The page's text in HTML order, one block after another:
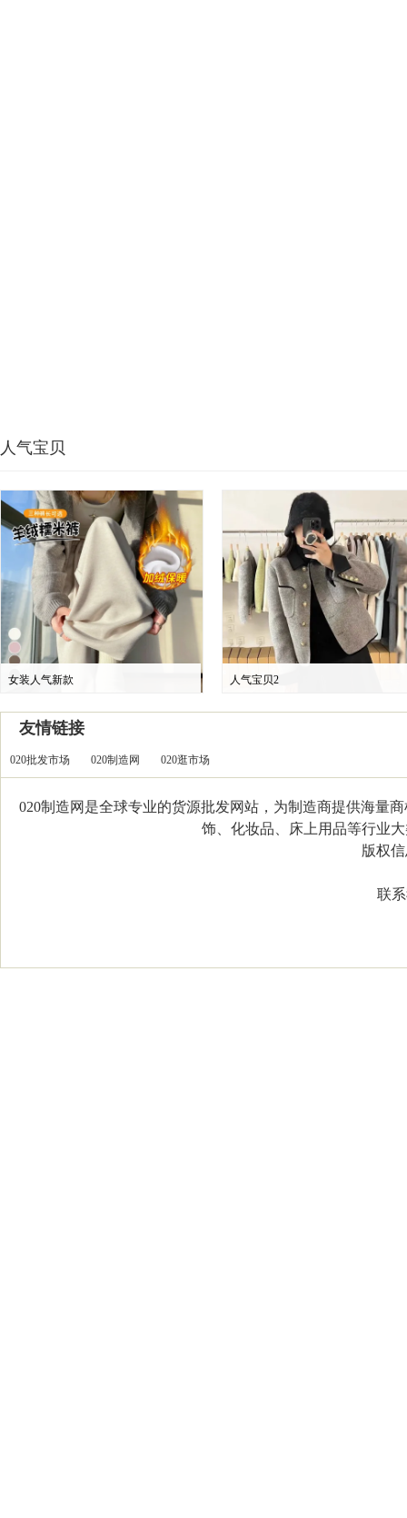
人气宝贝
女装人气新款 人气宝贝2
友情链接
020批发市场 020制造网 020逛市场
020制造网是全球专业的货源批发网站，为制造商提供海量
饰、化妆品、床上用品等行业
版权信
联